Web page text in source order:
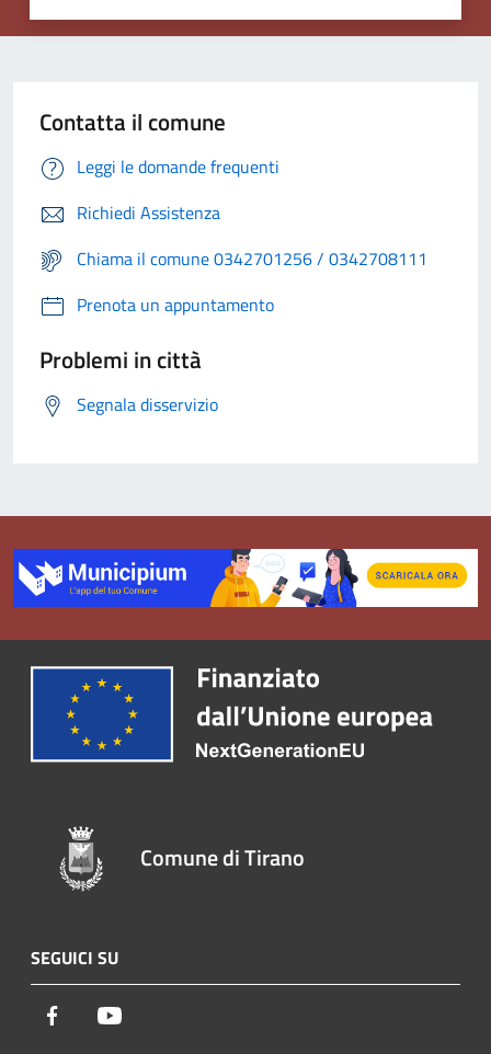
Contatta il comune
Leggi le domande frequenti
Richiedi Assistenza
Chiama il comune 0342701256 / 0342708111
Prenota un appuntamento
Problemi in città
Segnala disservizio
Comune di Tirano
SEGUICI SU
Facebook